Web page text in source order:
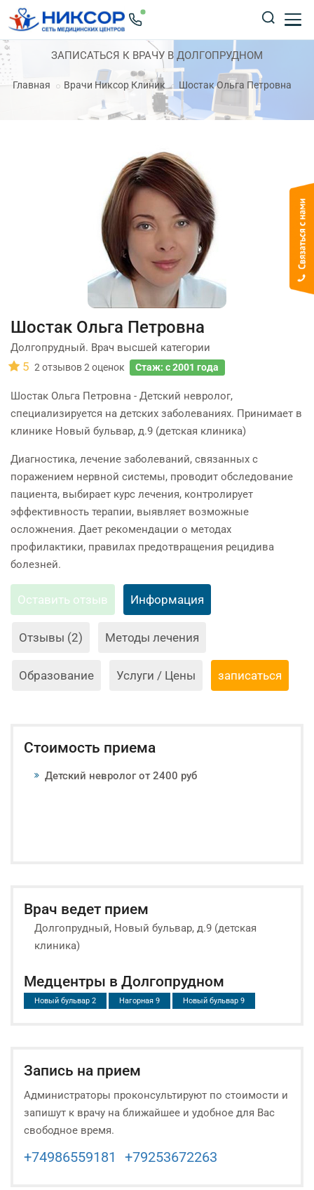
ЗАПИСАТЬСЯ К ВРАЧУ В ДОЛГОПРУДНОМ
Главная Врачи Никсор Клиник Шостак Ольга Петровна
Шостак Ольга Петровна
Долгопрудный. Врач высшей категории
5 2 отзывов2 оценок Стаж: с 2001 года
Шостак Ольга Петровна - Детский невролог,
специализируется на детских заболеваниях. Принимает в
клинике Новый бульвар, д.9 (детская клиника)
Диагностика, лечение заболеваний, связанных с
поражением нервной системы, проводит обследование
пациента, выбирает курс лечения, контролирует
эффективность терапии, выявляет возможные
осложнения. Дает рекомендации о методах
профилактики, правилах предотвращения рецидива
болезней.
Оставить отзыв Информация
Отзывы (2) Методы лечения
Образование Услуги / Цены записаться
Стоимость приема
Детский невролог от 2400 руб
Врач ведет прием
Долгопрудный, Новый бульвар, д.9 (детская
клиника)
Медцентры в Долгопрудном
Новый бульвар 2 Нагорная 9 Новый бульвар 9
Запись на прием
Администраторы проконсультируют по стоимости и
запишут к врачу на ближайшее и удобное для Вас
свободное время.
+74986559181 +79253672263